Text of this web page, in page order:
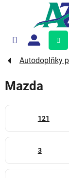
košík
Autodoplňky
Mazda
121
3